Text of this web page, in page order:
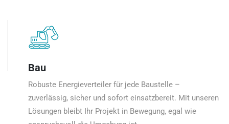
Bau
Robuste Energieverteiler für jede Baustelle –
zuverlässig, sicher und sofort einsatzbereit. Mit unseren
Lösungen bleibt Ihr Projekt in Bewegung, egal wie